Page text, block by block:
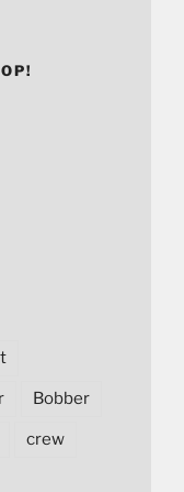
Bobber
crew